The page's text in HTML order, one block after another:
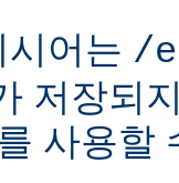
시어는 /
저장되
사용할